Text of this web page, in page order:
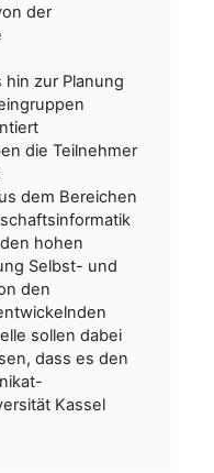
der
zur Planung
die Teilnehmer
dem Bereichen
hohen
Selbst- und
den
sollen dabei
dass es den
Kassel